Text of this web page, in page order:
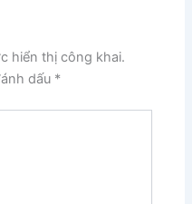
hiển thị công khai.
dấu *